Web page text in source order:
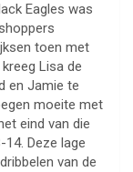
Eagles was
toen met
Lisa de
en Jamie te
moeite met
eind van die
Deze lage
van de